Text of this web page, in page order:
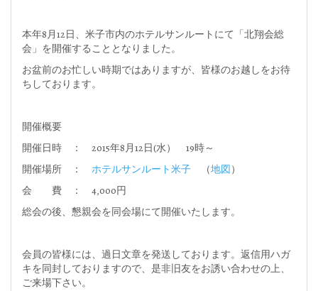
本年8月12日、米子市内のホテルサンルートにて「北翔会総
会」を開催することとなりました。
お盆前のお忙しい時期ではありますが、皆様のお越しをお待
ちしております。
開催概要
開催日時 ： 2015年8月12日(水） 19時～
開催場所 ： ホテルサンルート米子 （地図）
会 費 ： 4,000円
総会の後、懇親会を同会場にて開催いたします。
会員の皆様には、過日文章を発送しております。返信用ハガ
キを同封しておりますので、是非旧友をお誘い合わせの上、
ご来場下さい。